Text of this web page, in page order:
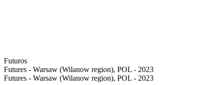
Futuros
Futures - Warsaw (Wilanow region), POL - 2023
Futures - Warsaw (Wilanow region), POL - 2023